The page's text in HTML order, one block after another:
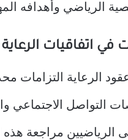
الرياضي وأهدافه
في اتفاقيات الرعاية
الرعاية التزامات
التواصل الاجتماعي
الرياضيين مراجعة هذه